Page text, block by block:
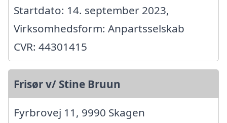
Startdato: 14. september 2023,
Virksomhedsform: Anpartsselskab
CVR: 44301415
Frisør v/ Stine Bruun
Fyrbrovej 11, 9990 Skagen